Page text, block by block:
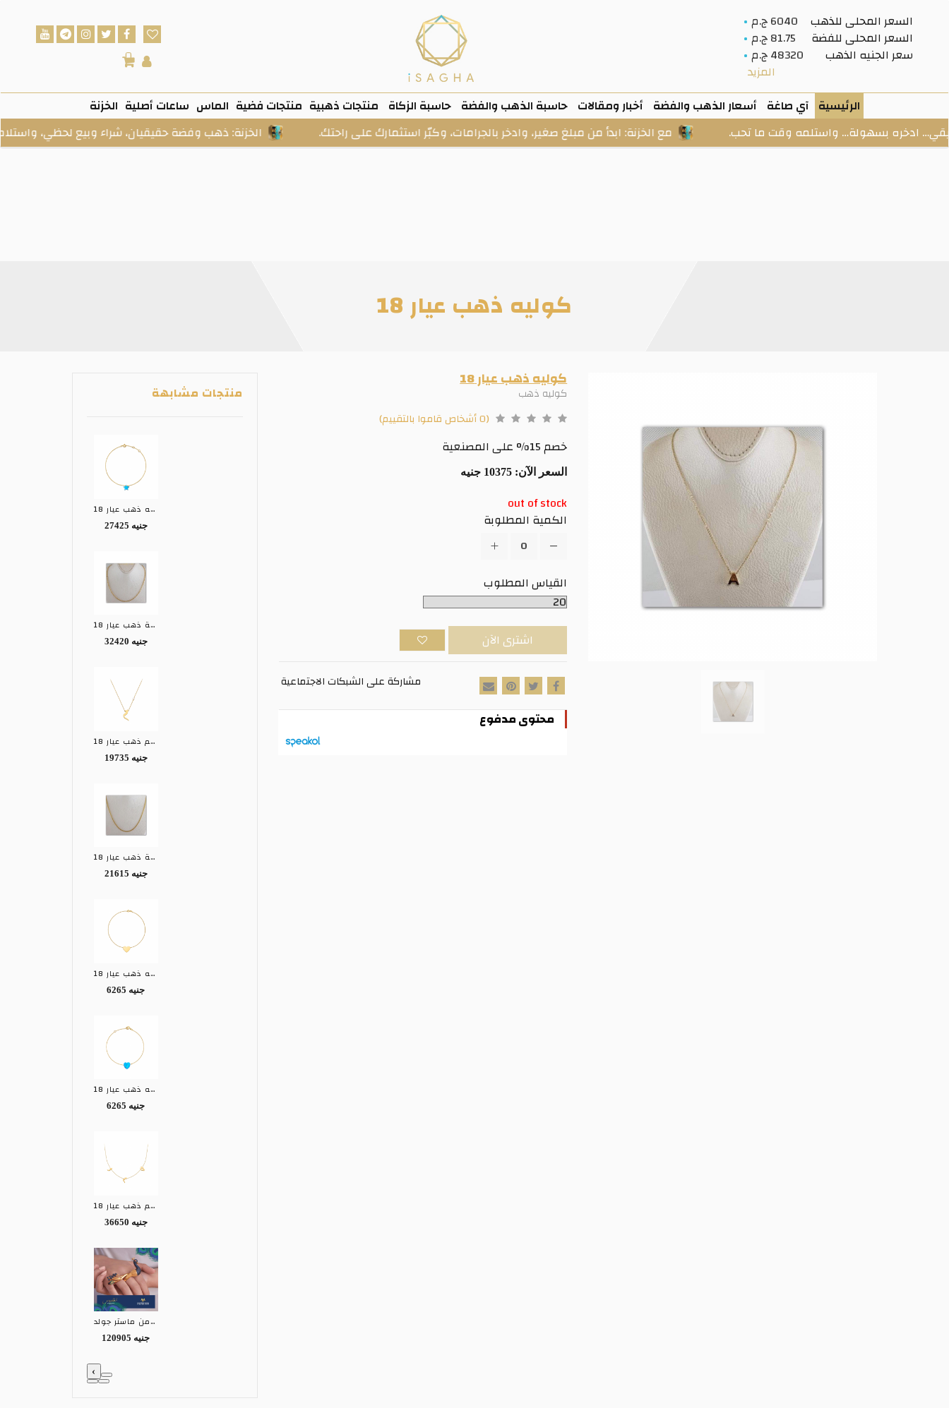
السعر المحلى للذهب
6040 ج.م
السعر المحلى للفضة
81.75 ج.م
سعر الجنيه الذهب
48320 ج.م
المزيد
0
الرئيسية آي صاغة أسعار الذهب والفضة أخبار ومقالات حاسبة الذهب والفضة حاسبة الزكاة منتجات ذهبية منتجات فضية الماس ساعات أصلية الخزنة
الخزنة: ذهب وفضة حقيقيان، شراء وبيع لحظي، واستلام فعلي
مع الخزنة: ابدأ من مبلغ صغير، وادخر بالجرامات، وكبّر استثمارك على راحتك. بسهولة… واستلمه وقت ما تحب.
كوليه ذهب عيار 18
كوليه ذهب عيار 18
كوليه ذهب
(0 أشخاص قاموا بالتقييم)
خصم 15% على المصنعية
السعر الآن:
out of stock
الكمية المطلوبة
القياس المطلوب
اشترى الآن
مشاركة على الشبكات الاجتماعية
محتوى مدفوع
منتجات مشابهة
كوليه ذهب عيار 18
27425 جنيه
سلسلة ذهب عيار 18
32420 جنيه
كوليه بالاسم ذهب عيار 18
19735 جنيه
سلسلة ذهب عيار 18
21615 جنيه
كوليه ذهب عيار 18
6265 جنيه
كوليه ذهب عيار 18
6265 جنيه
كوليه بالاسم ذهب عيار 18
36650 جنيه
خاتم ذهب عيار 18 من ماستر جولد MASTER GOLD
120905 جنيه
‹